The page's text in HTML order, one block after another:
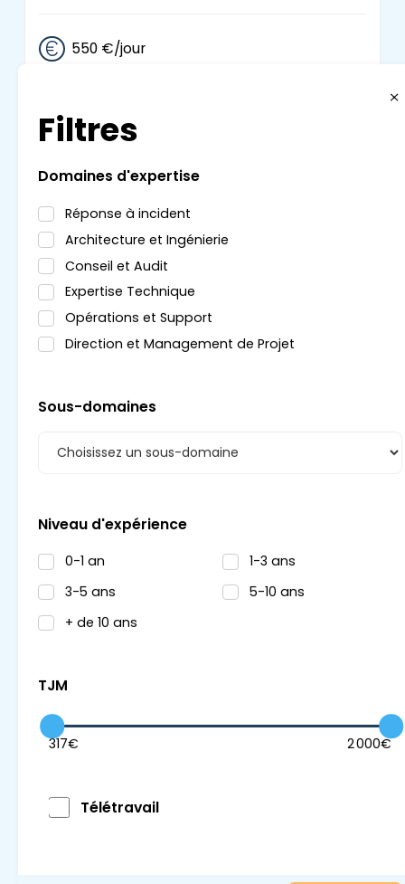
Filtres
Domaines d'expertise
Réponse à incident
Architecture et Ingénierie
Conseil et Audit
Expertise Technique
Opérations et Support
Direction et Management de Projet
Sous-domaines
Niveau d'expérience
0-1 an
1-3 ans
3-5 ans
5-10 ans
+ de 10 ans
TJM
317€ 2 000€
Télétravail
550 €/jour
Ingénieur Réseau et Sécurité Sénior
(Firewalling & Microsegmentation)
Guyancourt, Île-de-France
10/6/2026
Administrateur Systèmes et
10/6/2026
Voir la mission >
Ingénieur en sécurité Opérationnelle
ingénieur cybersecurité